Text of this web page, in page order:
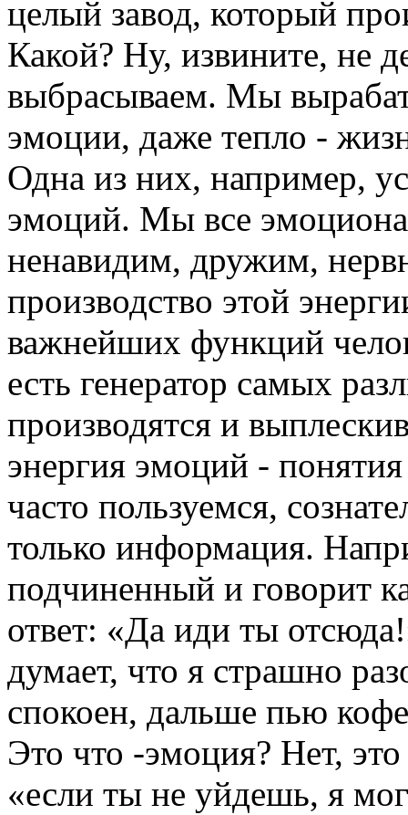
целый завод, который
Какой? Ну, извините, не
выбрасываем. Мы
эмоции, даже тепло -
Одна из них, например,
эмоций. Мы все
ненавидим, дружим,
производство этой
важнейших функций
есть генератор самых
производятся и
энергия эмоций -
часто пользуемся,
только информация.
подчиненный и говорит
ответ: «Да иди ты
думает, что я страшно
спокоен, дальше пью
Это что -эмоция? Нет,
«если ты не уйдешь, я